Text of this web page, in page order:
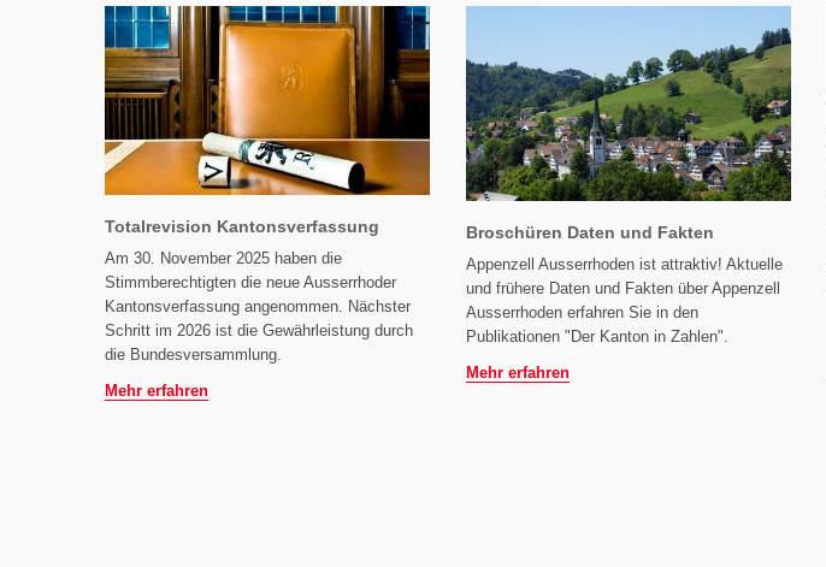
Totalrevision Kantonsverfassung
Am 30. November 2025 haben die
Stimmberechtigten die neue Ausserrhoder
Kantonsverfassung angenommen. Nächster
Schritt im 2026 ist die Gewährleistung durch
die Bundesversammlung.
Mehr erfahren
Broschüren Daten und Fakten
Appenzell Ausserrhoden ist attraktiv! Aktuelle
und frühere Daten und Fakten über Appenzell
Ausserrhoden erfahren Sie in den
Publikationen "Der Kanton in Zahlen".
Mehr erfahren